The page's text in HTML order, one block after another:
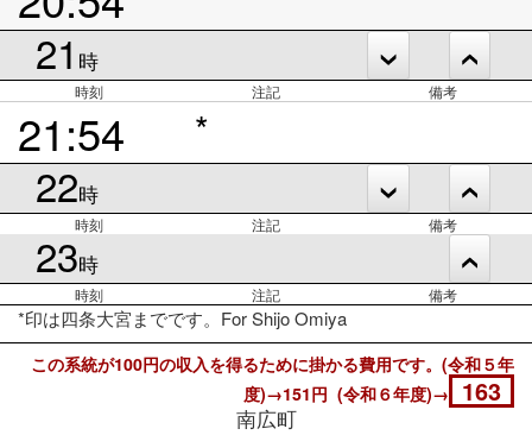
21 時
時刻 注記 備考
21:54 *
22時
時刻 注記 備考
23時
時刻 注記 備考
*印は四条大宮までです。For Shijo Omiya
この系統が100円の収入を得るために掛かる費用です。(令和５年
度)→151円 (令和６年度)→
163
南広町